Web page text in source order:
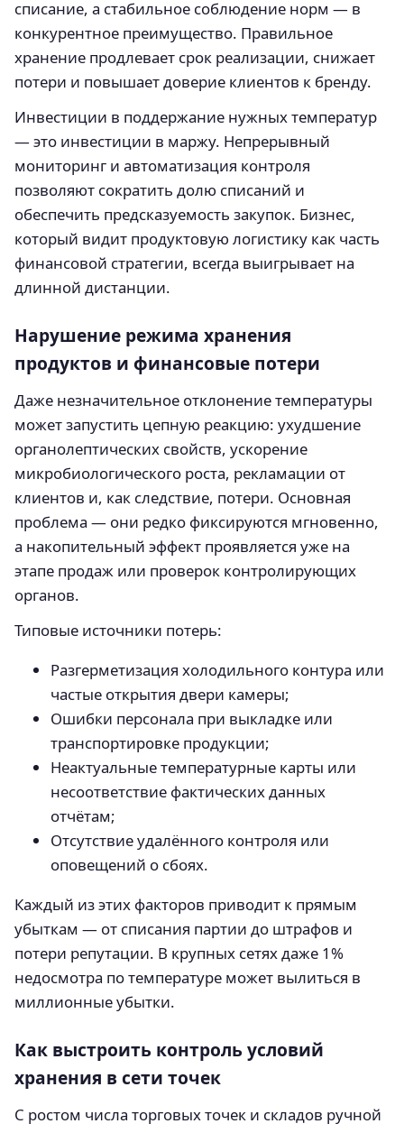
списание, а стабильное соблюдение норм — в
конкурентное преимущество. Правильное
хранение продлевает срок реализации, снижает
потери и повышает доверие клиентов к бренду.
Инвестиции в поддержание нужных температур
— это инвестиции в маржу. Непрерывный
мониторинг и автоматизация контроля
позволяют сократить долю списаний и
обеспечить предсказуемость закупок. Бизнес,
который видит продуктовую логистику как часть
финансовой стратегии, всегда выигрывает на
длинной дистанции.
Нарушение режима хранения
продуктов и финансовые потери
Даже незначительное отклонение температуры
может запустить цепную реакцию: ухудшение
органолептических свойств, ускорение
микробиологического роста, рекламации от
клиентов и, как следствие, потери. Основная
проблема — они редко фиксируются мгновенно,
а накопительный эффект проявляется уже на
этапе продаж или проверок контролирующих
органов.
Типовые источники потерь:
Разгерметизация холодильного контура или
частые открытия двери камеры;
Ошибки персонала при выкладке или
транспортировке продукции;
Неактуальные температурные карты или
несоответствие фактических данных
отчётам;
Отсутствие удалённого контроля или
оповещений о сбоях.
Каждый из этих факторов приводит к прямым
убыткам — от списания партии до штрафов и
потери репутации. В крупных сетях даже 1%
недосмотра по температуре может вылиться в
миллионные убытки.
Как выстроить контроль условий
хранения в сети точек
С ростом числа торговых точек и складов ручной